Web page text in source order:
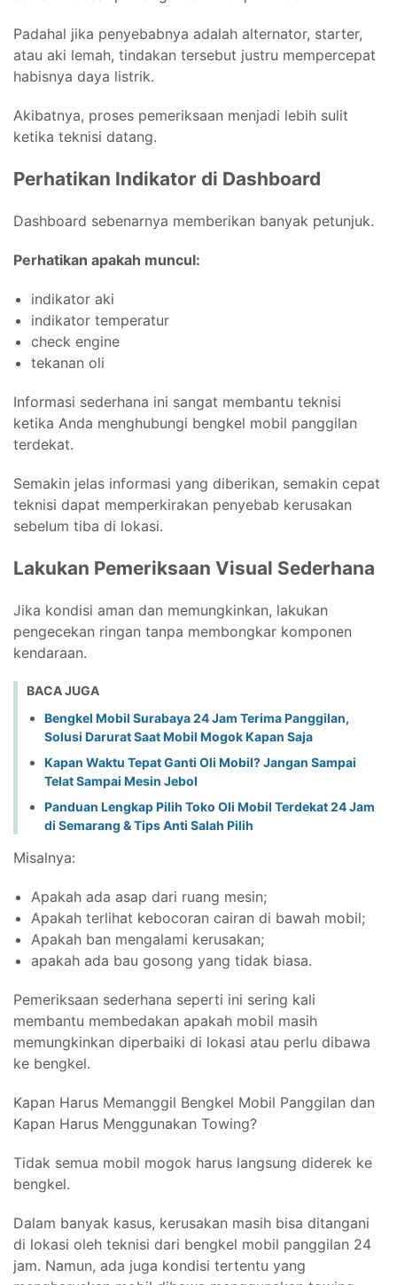
Padahal jika penyebabnya adalah alternator, starter,
atau aki lemah, tindakan tersebut justru mempercepat
habisnya daya listrik.
Akibatnya, proses pemeriksaan menjadi lebih sulit
ketika teknisi datang.
Perhatikan Indikator di Dashboard
Dashboard sebenarnya memberikan banyak petunjuk.
Perhatikan apakah muncul:
indikator aki
indikator temperatur
check engine
tekanan oli
Informasi sederhana ini sangat membantu teknisi
ketika Anda menghubungi bengkel mobil panggilan
terdekat.
Semakin jelas informasi yang diberikan, semakin cepat
teknisi dapat memperkirakan penyebab kerusakan
sebelum tiba di lokasi.
Lakukan Pemeriksaan Visual Sederhana
Jika kondisi aman dan memungkinkan, lakukan
pengecekan ringan tanpa membongkar komponen
kendaraan.
BACA JUGA
Bengkel Mobil Surabaya 24 Jam Terima Panggilan,
Solusi Darurat Saat Mobil Mogok Kapan Saja
Kapan Waktu Tepat Ganti Oli Mobil? Jangan Sampai
Telat Sampai Mesin Jebol
Panduan Lengkap Pilih Toko Oli Mobil Terdekat 24 Jam
di Semarang & Tips Anti Salah Pilih
Misalnya:
Apakah ada asap dari ruang mesin;
Apakah terlihat kebocoran cairan di bawah mobil;
Apakah ban mengalami kerusakan;
apakah ada bau gosong yang tidak biasa.
Pemeriksaan sederhana seperti ini sering kali
membantu membedakan apakah mobil masih
memungkinkan diperbaiki di lokasi atau perlu dibawa
ke bengkel.
Kapan Harus Memanggil Bengkel Mobil Panggilan dan
Kapan Harus Menggunakan Towing?
Tidak semua mobil mogok harus langsung diderek ke
bengkel.
Dalam banyak kasus, kerusakan masih bisa ditangani
di lokasi oleh teknisi dari bengkel mobil panggilan 24
jam. Namun, ada juga kondisi tertentu yang